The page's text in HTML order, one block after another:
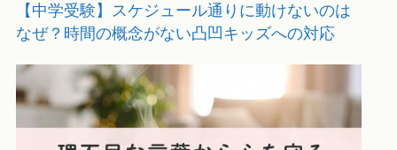
【中学受験】スケジュール通りに動けないのは
なぜ？時間の概念がない凸凹キッズへの対応